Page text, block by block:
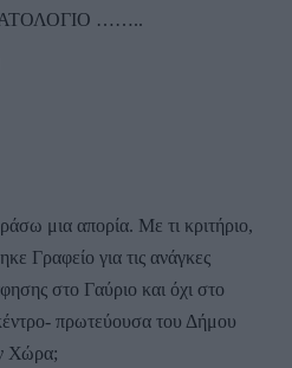
……..
μια απορία. Με τι κριτήριο,
Γραφείο για τις ανάγκες
στο Γαύριο και όχι στο
πρωτεύουσα του Δήμου
Χώρα;